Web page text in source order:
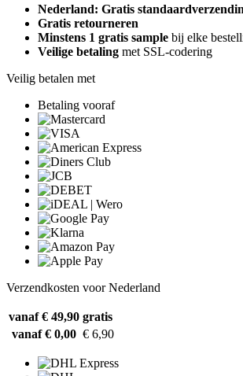
Nederland: Gratis
Gratis retourneren
Minstens 1 gratis sample bij elke
Veilige betaling met SSL-codering
Veilig betalen met
Betaling vooraf
Verzendkosten voor Nederland
vanaf € 49,90 gratis
vanaf € 0,00 € 6,90